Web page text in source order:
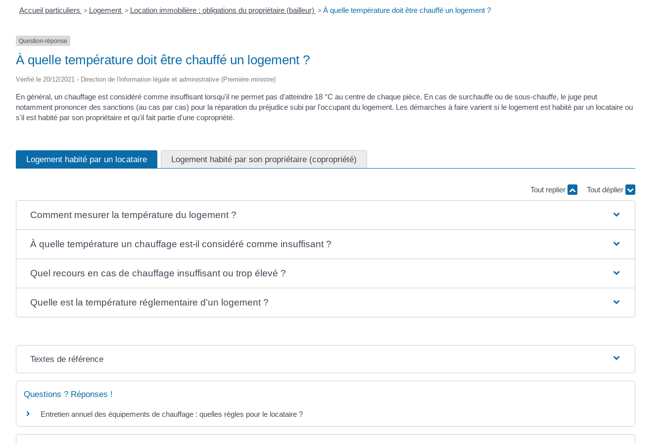
Accueil particuliers > Logement > Location immobilière : obligations du propriétaire (bailleur) > À quelle température doit être chauffé un logement ?
Question-réponse
À quelle température doit être chauffé un logement ?
Vérifié le 20/12/2021 - Direction de l'information légale et administrative (Première ministre)
En général, un chauffage est considéré comme insuffisant lorsqu'il ne permet pas d'atteindre 18 °C au centre de chaque pièce. En cas de surchauffe ou de sous-chauffe, le juge peut
notamment prononcer des sanctions (au cas par cas) pour la réparation du préjudice subi par l'occupant du logement. Les démarches à faire varient si le logement est habité par un locataire ou
s'il est habité par son propriétaire et qu'il fait partie d'une copropriété.
Logement habité par un locataire Logement habité par son propriétaire (copropriété)
Tout replier Tout déplier
Comment mesurer la température du logement ?
À quelle température un chauffage est-il considéré comme insuffisant ?
Quel recours en cas de chauffage insuffisant ou trop élevé ?
Quelle est la température réglementaire d'un logement ?
Textes de référence
Questions ? Réponses !
Entretien annuel des équipements de chauffage : quelles règles pour le locataire ?